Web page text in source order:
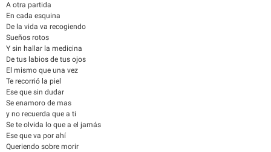
A otra partida
En cada esquina
De la vida va recogiendo
Sueños rotos
Y sin hallar la medicina
De tus labios de tus ojos
El mismo que una vez
Te recorrió la piel
Ese que sin dudar
Se enamoro de mas
y no recuerda que a ti
Se te olvida lo que a el jamás
Ese que va por ahí
Queriendo sobre morir